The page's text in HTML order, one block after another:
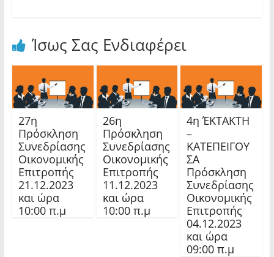
Ίσως Σας Ενδιαφέρει
27η
Πρόσκληση
Συνεδρίασης
Οικονομικής
Επιτροπής
21.12.2023
και ώρα
10:00 π.μ
26η
Πρόσκληση
Συνεδρίασης
Οικονομικής
Επιτροπής
11.12.2023
και ώρα
10:00 π.μ
4η ΈΚΤΑΚΤΗ
–
ΚΑΤΕΠΕΙΓΟΥ
ΣΑ
Πρόσκληση
Συνεδρίασης
Οικονομικής
Επιτροπής
04.12.2023
και ώρα
09:00 π.μ